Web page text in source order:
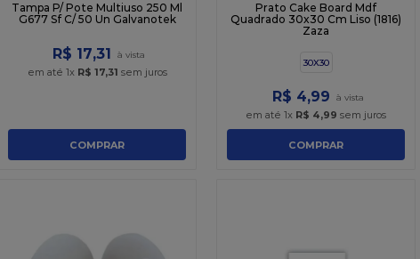
Tampa P/ Pote Multiuso 250 Ml
G677 Sf C/ 50 Un Galvanotek
R$ 17,31
em até 1x R$ 17,31 sem juros
COMPRAR
Prato Cake Board Mdf
Quadrado 30x30 Cm Liso (1816)
Zaza
30X30
R$ 4,99
em até 1x R$ 4,99 sem juros
COMPRAR